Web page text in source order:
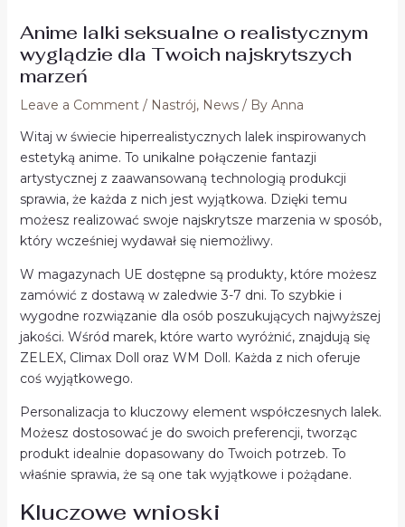
Anime lalki seksualne o realistycznym
wyglądzie dla Twoich najskrytszych
marzeń
Leave a Comment / Nastrój, News/ By Anna
Witaj w świecie hiperrealistycznych lalek inspirowanych
estetyką anime. To unikalne połączenie fantazji
artystycznej z zaawansowaną technologią produkcji
sprawia, że każda z nich jest wyjątkowa. Dzięki temu
możesz realizować swoje najskrytsze marzenia w sposób,
który wcześniej wydawał się niemożliwy.
W magazynach UE dostępne są produkty, które możesz
zamówić z dostawą w zaledwie 3-7 dni. To szybkie i
wygodne rozwiązanie dla osób poszukujących najwyższej
jakości. Wśród marek, które warto wyróżnić, znajdują się
ZELEX, Climax Doll oraz WM Doll. Każda z nich oferuje
coś wyjątkowego.
Personalizacja to kluczowy element współczesnych lalek.
Możesz dostosować je do swoich preferencji, tworząc
produkt idealnie dopasowany do Twoich potrzeb. To
właśnie sprawia, że są one tak wyjątkowe i pożądane.
Kluczowe wnioski